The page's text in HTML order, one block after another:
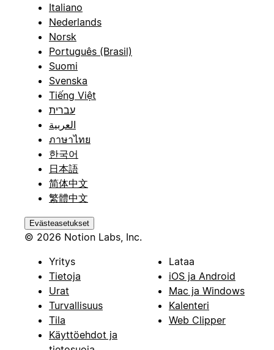
Italiano
Nederlands
Norsk
Português (Brasil)
Suomi
Svenska
Tiếng Việt
עברית
العربية
ภาษาไทย
한국어
日本語
简体中文
繁體中文
Evästeasetukset
© 2026 Notion Labs, Inc.
Yritys
Tietoja
Urat
Turvallisuus
Tila
Käyttöehdot ja
Lataa
iOS ja Android
Mac ja Windows
Kalenteri
Web Clipper